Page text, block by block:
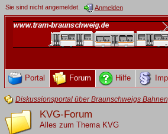
Sie sind nicht angemeldet. Anmelden
Portal Forum Hilfe
Diskussionsportal über Braunschweigs
KVG-Forum
Alles zum Thema KVG